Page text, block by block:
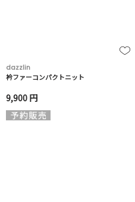
dazzlin
衿ファーコンパクトニット
9,900 円